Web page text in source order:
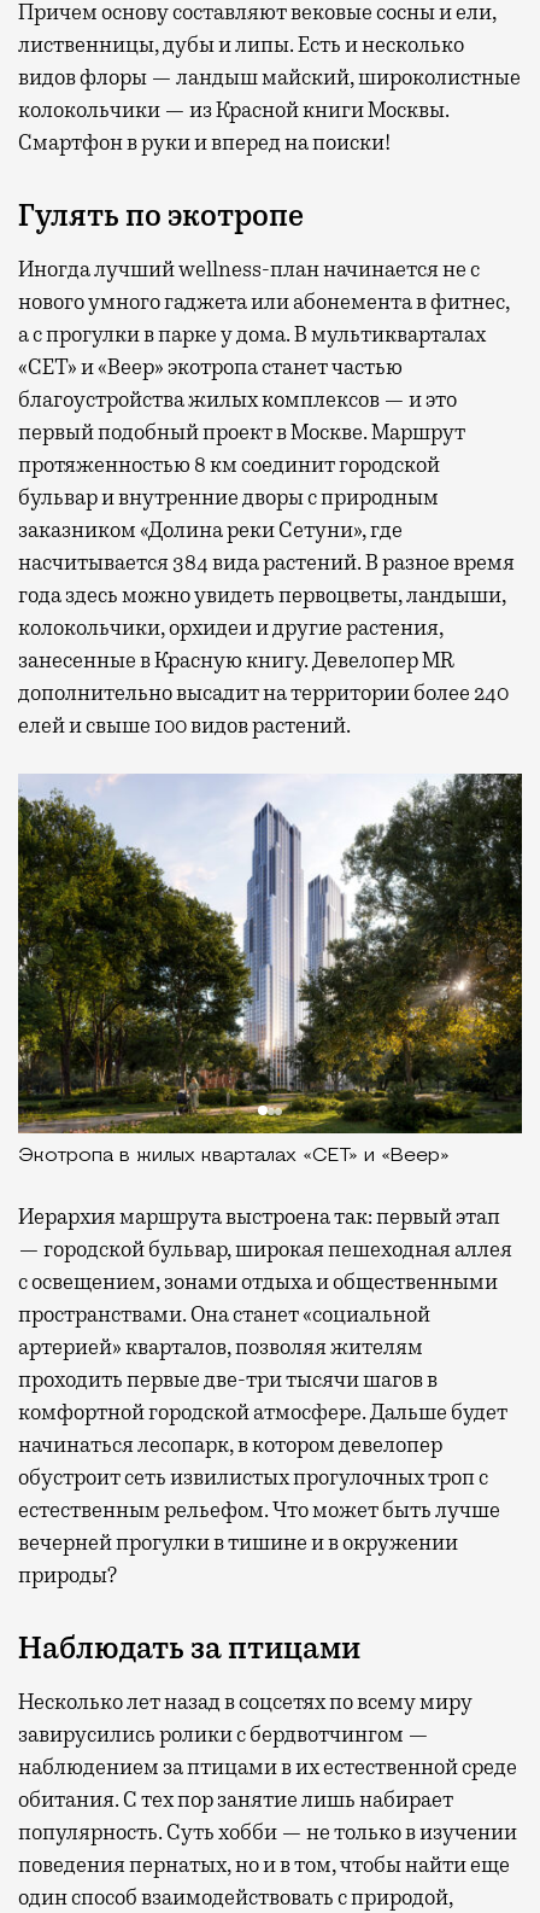
Причем основу составляют вековые сосны и ели,
лиственницы, дубы и липы. Есть и несколько
видов флоры — ландыш майский, широколистные
колокольчики — из Красной книги Москвы.
Смартфон в руки и вперед на поиски!
Гулять по экотропе
Иногда лучший wellness-план начинается не с
нового умного гаджета или абонемента в фитнес,
а с прогулки в парке у дома. В мультикварталах
«СЕТ» и «Веер» экотропа станет частью
благоустройства жилых комплексов — и это
первый подобный проект в Москве. Маршрут
протяженностью 8 км соединит городской
бульвар и внутренние дворы с природным
заказником «Долина реки Сетуни», где
насчитывается 384 вида растений. В разное время
года здесь можно увидеть первоцветы, ландыши,
колокольчики, орхидеи и другие растения,
занесенные в Красную книгу. Девелопер MR
дополнительно высадит на территории более 240
елей и свыше 100 видов растений.
Экотропа в жилых кварталах «СЕТ» и «Веер»
Иерархия маршрута выстроена так: первый этап
— городской бульвар, широкая пешеходная аллея
с освещением, зонами отдыха и общественными
пространствами. Она станет «социальной
артерией» кварталов, позволяя жителям
проходить первые две-три тысячи шагов в
комфортной городской атмосфере. Дальше будет
начинаться лесопарк, в котором девелопер
обустроит сеть извилистых прогулочных троп с
естественным рельефом. Что может быть лучше
вечерней прогулки в тишине и в окружении
природы?
Наблюдать за птицами
Несколько лет назад в соцсетях по всему миру
завирусились ролики с бердвотчингом —
наблюдением за птицами в их естественной среде
обитания. С тех пор занятие лишь набирает
популярность. Суть хобби — не только в изучении
поведения пернатых, но и в том, чтобы найти еще
один способ взаимодействовать с природой,